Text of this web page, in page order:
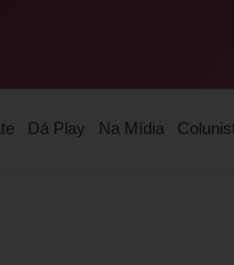
Dá Play Na Mídia